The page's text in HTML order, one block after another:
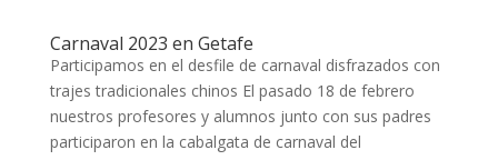
Carnaval 2023 en Getafe
Participamos en el desfile de carnaval disfrazados con
trajes tradicionales chinos El pasado 18 de febrero
nuestros profesores y alumnos junto con sus padres
participaron en la cabalgata de carnaval del